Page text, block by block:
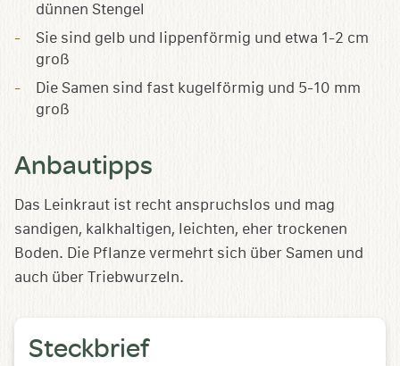
dünnen Stengel
Sie sind gelb und lippenförmig und etwa 1-2 cm
groß
Die Samen sind fast kugelförmig und 5-10 mm
groß
Anbautipps
Das Leinkraut ist recht anspruchslos und mag
sandigen, kalkhaltigen, leichten, eher trockenen
Boden. Die Pflanze vermehrt sich über Samen und
auch über Triebwurzeln.
Steckbrief